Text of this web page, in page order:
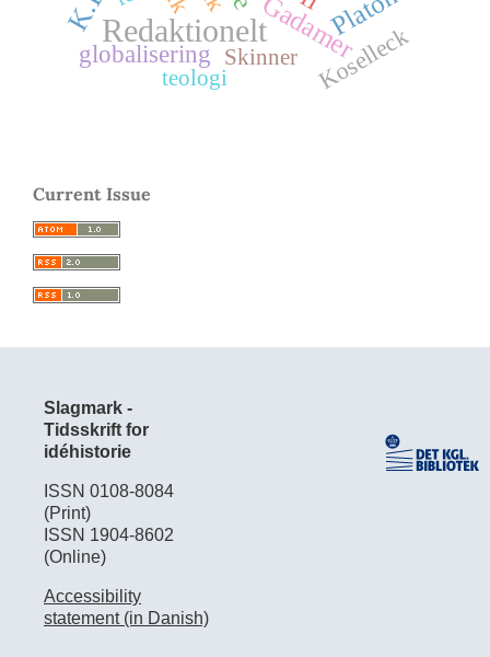
RedaktioneltGadamer
globalisering Koselleck
Skinner
teologi
Current Issue
Slagmark -
Tidsskrift for
idéhistorie
ISSN 0108-8084
(Print)
ISSN 1904-8602
(Online)
Accessibility
statement (in Danish)